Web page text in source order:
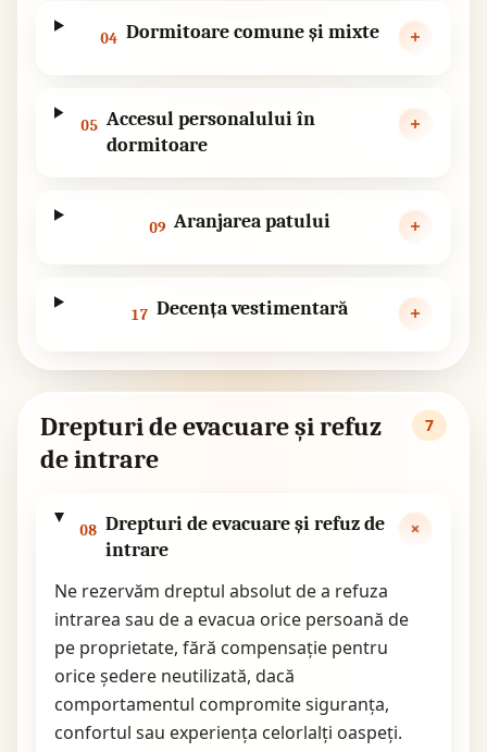
04 Dormitoare comune și mixte
05 Accesul personalului în
dormitoare
09 Aranjarea patului
17 Decența vestimentară
Drepturi de evacuare și refuz
de intrare
7
08 Drepturi de evacuare și refuz de
intrare
Ne rezervăm dreptul absolut de a refuza
intrarea sau de a evacua orice persoană de
pe proprietate, fără compensație pentru
orice ședere neutilizată, dacă
comportamentul compromite siguranța,
confortul sau experiența celorlalți oaspeți.